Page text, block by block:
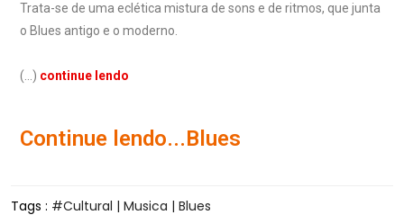
Trata-se de uma eclética mistura de sons e de ritmos, que junta
o Blues antigo e o moderno.
(…) continue lendo
Continue lendo...Blues
Tags :
Cultural | Musica | Blues